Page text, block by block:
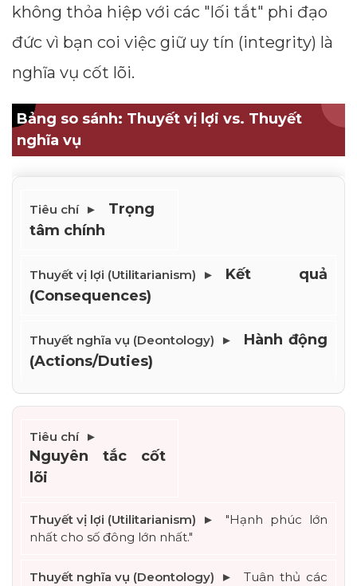
không thỏa hiệp với các "lối tắt" phi đạo
đức vì bạn coi việc giữ uy tín (integrity) là
nghĩa vụ cốt lõi.
Bảng so sánh: Thuyết vị lợi vs. Thuyết
nghĩa vụ
Trọng
tâm chính
Kết quả
(Consequences)
Hành động
(Actions/Duties)
Nguyên tắc cốt
lõi
"Hạnh phúc lớn
nhất cho số đông lớn nhất."
Tuân thủ các